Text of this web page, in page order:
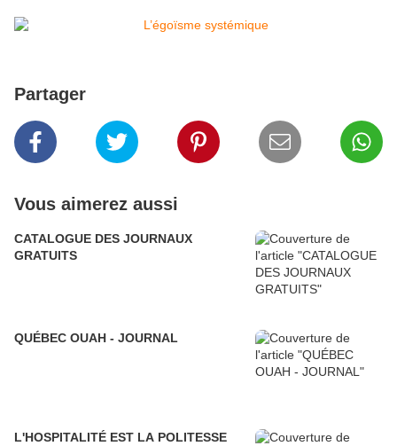
Partager
Vous aimerez aussi
CATALOGUE DES JOURNAUX
GRATUITS
QUÉBEC OUAH - JOURNAL
L'HOSPITALITÉ EST LA POLITESSE